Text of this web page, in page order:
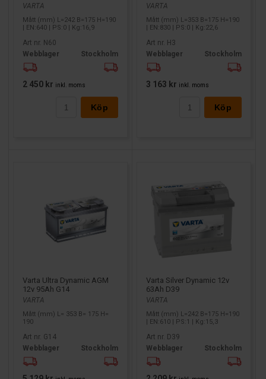
VARTA
Mått (mm) L=242 B=175 H=190
| EN:640 | PS:0 | Kg:16,9
Art nr. N60
Webblager
Stockholm
2 450 kr inkl. moms
Köp
VARTA
Mått (mm) L=353 B=175 H=190
| EN:830 | PS:0 | Kg:22,6
Art nr. H3
Webblager
Stockholm
3 163 kr inkl. moms
Köp
Varta Ultra Dynamic AGM
12v 95Ah G14
VARTA
Mått (mm) L= 353 B= 175 H=
190
Art nr. G14
Webblager
Stockholm
Varta Silver Dynamic 12v
63Ah D39
VARTA
Mått (mm) L=242 B=175 H=190
| EN:610 | PS:1 | Kg:15,3
Art nr. D39
Webblager
Stockholm